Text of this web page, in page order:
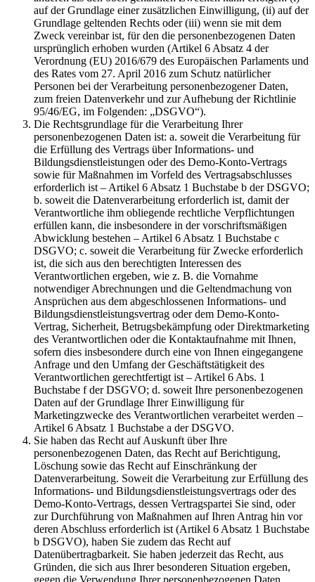
auf der Grundlage einer zusätzlichen Einwilligung, (ii) auf der
Grundlage geltenden Rechts oder (iii) wenn sie mit dem
Zweck vereinbar ist, für den die personenbezogenen Daten
ursprünglich erhoben wurden (Artikel 6 Absatz 4 der
Verordnung (EU) 2016/679 des Europäischen Parlaments und
des Rates vom 27. April 2016 zum Schutz natürlicher
Personen bei der Verarbeitung personenbezogener Daten,
zum freien Datenverkehr und zur Aufhebung der Richtlinie
95/46/EG, im Folgenden: „DSGVO“).
Die Rechtsgrundlage für die Verarbeitung Ihrer
personenbezogenen Daten ist: a. soweit die Verarbeitung für
die Erfüllung des Vertrags über Informations- und
Bildungsdienstleistungen oder des Demo-Konto-Vertrags
sowie für Maßnahmen im Vorfeld des Vertragsabschlusses
erforderlich ist – Artikel 6 Absatz 1 Buchstabe b der DSGVO;
b. soweit die Datenverarbeitung erforderlich ist, damit der
Verantwortliche ihm obliegende rechtliche Verpflichtungen
erfüllen kann, die insbesondere in der vorschriftsmäßigen
Abwicklung bestehen – Artikel 6 Absatz 1 Buchstabe c
DSGVO; c. soweit die Verarbeitung für Zwecke erforderlich
ist, die sich aus den berechtigten Interessen des
Verantwortlichen ergeben, wie z. B. die Vornahme
notwendiger Abrechnungen und die Geltendmachung von
Ansprüchen aus dem abgeschlossenen Informations- und
Bildungsdienstleistungsvertrag oder dem Demo-Konto-
Vertrag, Sicherheit, Betrugsbekämpfung oder Direktmarketing
des Verantwortlichen oder die Kontaktaufnahme mit Ihnen,
sofern dies insbesondere durch eine von Ihnen eingegangene
Anfrage und den Umfang der Geschäftstätigkeit des
Verantwortlichen gerechtfertigt ist – Artikel 6 Abs. 1
Buchstabe f der DSGVO; d. soweit Ihre personenbezogenen
Daten auf der Grundlage Ihrer Einwilligung für
Marketingzwecke des Verantwortlichen verarbeitet werden –
Artikel 6 Absatz 1 Buchstabe a der DSGVO.
Sie haben das Recht auf Auskunft über Ihre
personenbezogenen Daten, das Recht auf Berichtigung,
Löschung sowie das Recht auf Einschränkung der
Datenverarbeitung. Soweit die Verarbeitung zur Erfüllung des
Informations- und Bildungsdienstleistungsvertrags oder des
Demo-Konto-Vertrags, dessen Vertragspartei Sie sind, oder
zur Durchführung von Maßnahmen auf Ihren Antrag hin vor
deren Abschluss erforderlich ist (Artikel 6 Absatz 1 Buchstabe
b DSGVO), haben Sie zudem das Recht auf
Datenübertragbarkeit. Sie haben jederzeit das Recht, aus
Gründen, die sich aus Ihrer besonderen Situation ergeben,
gegen die Verwendung Ihrer personenbezogenen Daten